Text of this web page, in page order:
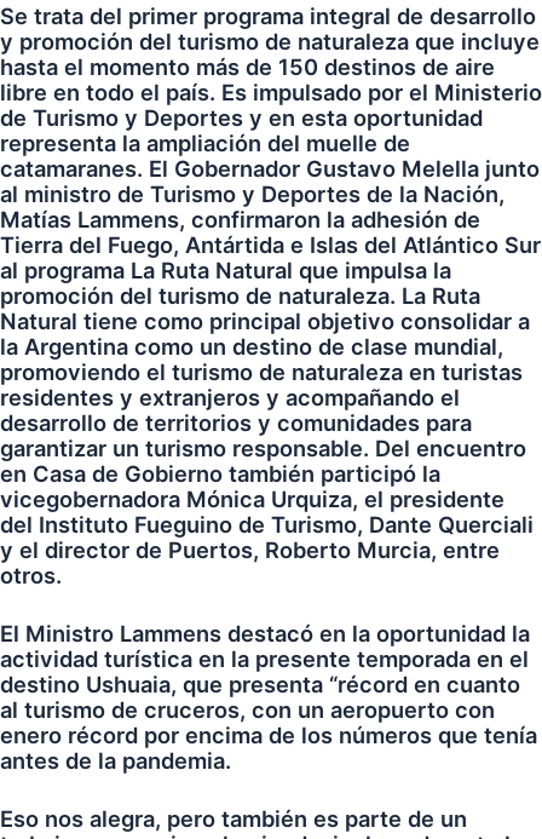
Se trata del primer programa integral de desarrollo
y promoción del turismo de naturaleza que incluye
hasta el momento más de 150 destinos de aire
libre en todo el país. Es impulsado por el Ministerio
de Turismo y Deportes y en esta oportunidad
representa la ampliación del muelle de
catamaranes. El Gobernador Gustavo Melella junto
al ministro de Turismo y Deportes de la Nación,
Matías Lammens, confirmaron la adhesión de
Tierra del Fuego, Antártida e Islas del Atlántico Sur
al programa La Ruta Natural que impulsa la
promoción del turismo de naturaleza. La Ruta
Natural tiene como principal objetivo consolidar a
la Argentina como un destino de clase mundial,
promoviendo el turismo de naturaleza en turistas
residentes y extranjeros y acompañando el
desarrollo de territorios y comunidades para
garantizar un turismo responsable. Del encuentro
en Casa de Gobierno también participó la
vicegobernadora Mónica Urquiza, el presidente
del Instituto Fueguino de Turismo, Dante Querciali
y el director de Puertos, Roberto Murcia, entre
otros.
El Ministro Lammens destacó en la oportunidad la
actividad turística en la presente temporada en el
destino Ushuaia, que presenta “récord en cuanto
al turismo de cruceros, con un aeropuerto con
enero récord por encima de los números que tenía
antes de la pandemia.
Eso nos alegra, pero también es parte de un